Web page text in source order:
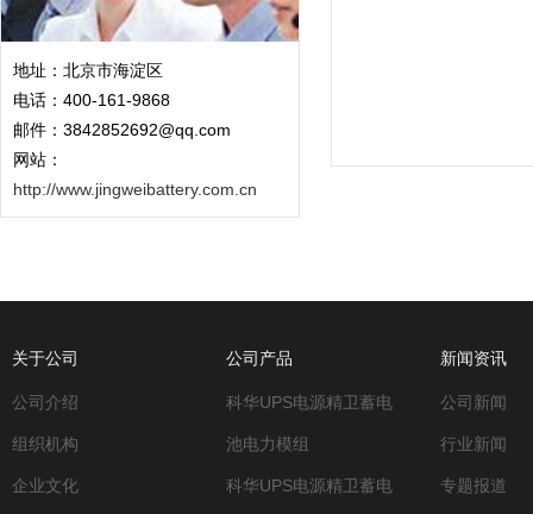
地址：北京市海淀区
电话：400-161-9868
邮件：3842852692@qq.com
网站：
http://www.jingweibattery.com.cn
关于公司
公司介绍
组织机构
企业文化
公司产品
科华UPS电源精卫蓄电
池电力模组
科华UPS电源精卫蓄电
新闻资讯
公司新闻
行业新闻
专题报道